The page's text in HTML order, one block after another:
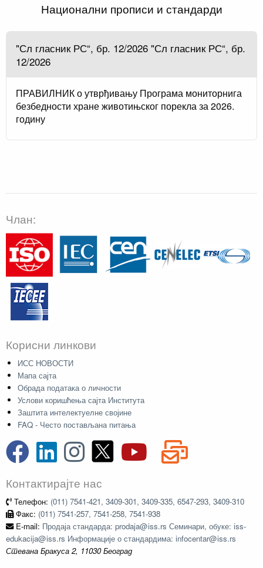
Национални прописи и стандарди
"Сл гласник РС“, бр. 12/2026 "Сл гласник РС“, бр.
12/2026
ПРАВИЛНИК о утврђивању Програма мониторнига
безбедности хране животињског порекла за 2026.
годину
Члан:
Корисни линкови
ИСС НОВОСТИ
Мапа сајта
Обрада података о личности
Услови коришћења сајта Института
Заштита интелектуелне својине
FAQ - Често постављана питања
Контактирајте нас
Телефон: (011) 7541-421, 3409-301, 3409-335, 6547-293, 3409-310
Факс: (011) 7541-257, 7541-258, 7541-938
E-mail: Продаја стандарда: prodaja@iss.rs Семинари, обуке: iss-
edukacija@iss.rs Информације о стандардима: infocentar@iss.rs
Стевана Бракуса 2, 11030 Београд